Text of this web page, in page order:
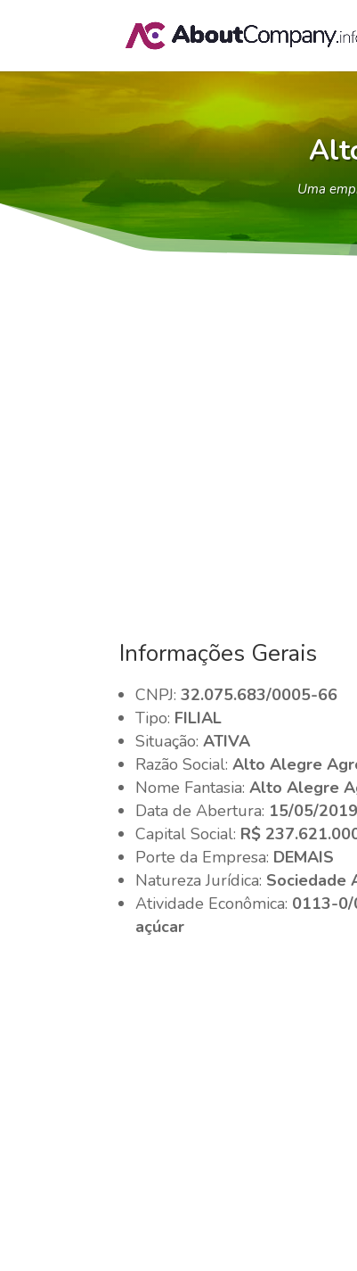
Uma
Informações Gerais
CNPJ:32.075.683/0005-66
Tipo: FILIAL
Situação:ATIVA
Razão Social:Alto Alegre
Nome Fantasia:Alto Alegre
Data de Abertura: 15/05/2019
Capital Social: R$
Porte da Empresa: DEMAIS
Natureza Jurídica: Sociedade
Atividade Econômica: 0113-0/
açúcar